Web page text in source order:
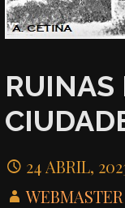
RUINAS
24 ABRIL,
WEBMASTER